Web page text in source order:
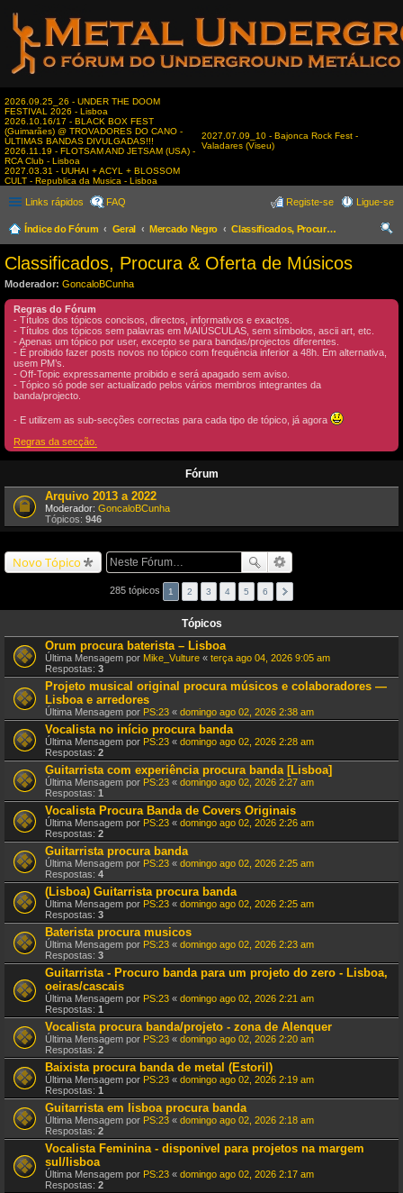
2026.09.25_26 - UNDER THE DOOM
FESTIVAL 2026 - Lisboa
2026.10.16/17 - BLACK BOX FEST
(Guimarães) @ TROVADORES DO CANO -
ÚLTIMAS BANDAS DIVULGADAS!!!
2026.11.19 - FLOTSAM AND JETSAM (USA) -
RCA Club - Lisboa
2027.03.31 - UUHAI + ACYL + BLOSSOM
CULT - Republica da Musica - Lisboa
2027.07.09_10 - Bajonca Rock Fest -
Valadares (Viseu)
Links rápidos FAQ Ligue-se
Registe-se
Índice do Fórum Geral Mercado Negro
Classificados, Procura & Oferta de Músicos
Classificados, Procura & Oferta de Músicos
Moderador: GoncaloBCunha
Regras do Fórum
- Títulos dos tópicos concisos, directos, informativos e exactos.
- Títulos dos tópicos sem palavras em MAIÚSCULAS, sem símbolos, ascii art, etc.
- Apenas um tópico por user, excepto se para bandas/projectos diferentes.
- É proibido fazer posts novos no tópico com frequência inferior a 48h. Em alternativa,
usem PM’s.
- Off-Topic expressamente proibido e será apagado sem aviso.
- Tópico só pode ser actualizado pelos vários membros integrantes da
banda/projecto.
- E utilizem as sub-secções correctas para cada tipo de tópico, já agora
Regras da secção.
Fórum
Arquivo 2013 a 2022
Moderador: GoncaloBCunha
Tópicos: 946
Novo Tópico
285 tópicos 1 2 3 4 5 6
Tópicos
Orum procura baterista – Lisboa
Última Mensagem por Mike_Vulture « terça ago 04, 2026 9:05 am
Respostas: 3
Projeto musical original procura músicos e colaboradores —
Lisboa e arredores
Última Mensagem por PS:23 « domingo ago 02, 2026 2:38 am
Vocalista no início procura banda
Última Mensagem por PS:23 « domingo ago 02, 2026 2:28 am
Respostas: 2
Guitarrista com experiência procura banda [Lisboa]
Última Mensagem por PS:23 « domingo ago 02, 2026 2:27 am
Respostas: 1
Vocalista Procura Banda de Covers Originais
Última Mensagem por PS:23 « domingo ago 02, 2026 2:26 am
Respostas: 2
Guitarrista procura banda
Última Mensagem por PS:23 « domingo ago 02, 2026 2:25 am
Respostas: 4
(Lisboa) Guitarrista procura banda
Última Mensagem por PS:23 « domingo ago 02, 2026 2:25 am
Respostas: 3
Baterista procura musicos
Última Mensagem por PS:23 « domingo ago 02, 2026 2:23 am
Respostas: 3
Guitarrista - Procuro banda para um projeto do zero - Lisboa,
oeiras/cascais
Última Mensagem por PS:23 « domingo ago 02, 2026 2:21 am
Respostas: 1
Vocalista procura banda/projeto - zona de Alenquer
Última Mensagem por PS:23 « domingo ago 02, 2026 2:20 am
Respostas: 2
Baixista procura banda de metal (Estoril)
Última Mensagem por PS:23 « domingo ago 02, 2026 2:19 am
Respostas: 1
Guitarrista em lisboa procura banda
Última Mensagem por PS:23 « domingo ago 02, 2026 2:18 am
Respostas: 2
Vocalista Feminina - disponivel para projetos na margem
sul/lisboa
Última Mensagem por PS:23 « domingo ago 02, 2026 2:17 am
Respostas: 2